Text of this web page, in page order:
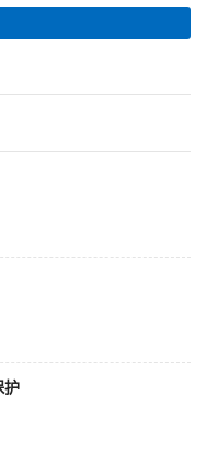
护